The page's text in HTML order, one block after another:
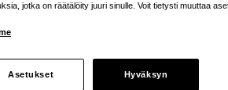
jotka on räätälöity juuri sinulle. Voit tietysti muuttaa
Asetukset Hyväksyn